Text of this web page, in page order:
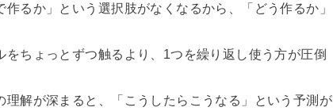
るか」という選択肢がなくなるから、「どう作るか」
ちょっとずつ触るより、1つを繰り返し使う方が圧倒
解が深まると、「こうしたらこうなる」という予測が